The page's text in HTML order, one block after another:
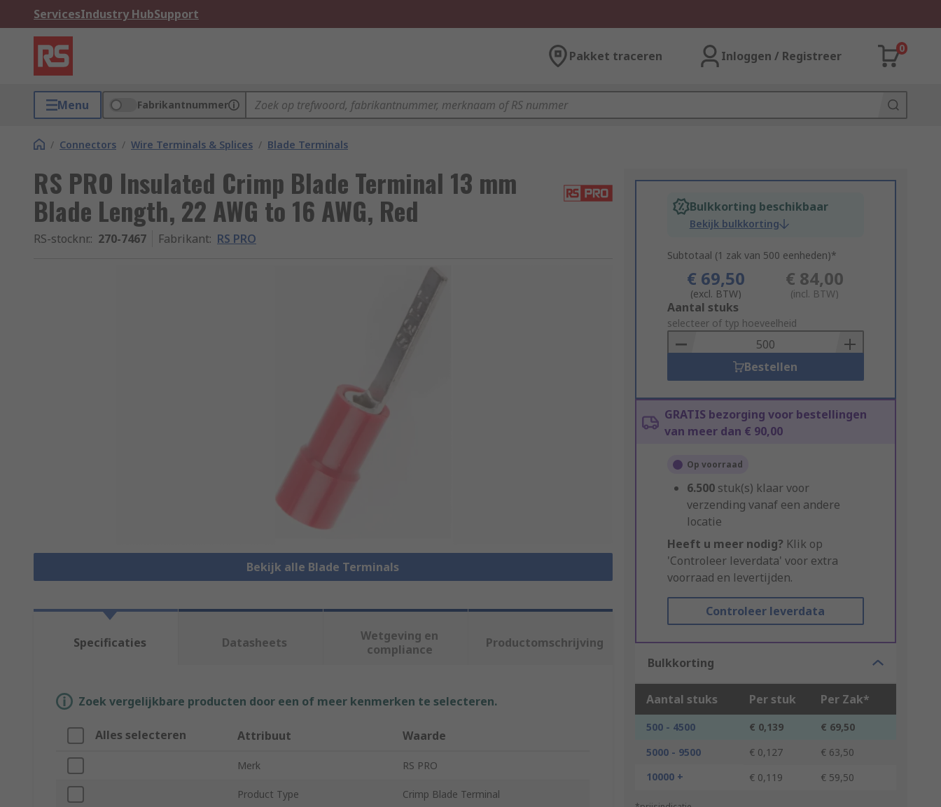
ServicesIndustry HubSupport
Pakket traceren Inloggen / Registreer
0
Menu Fabrikantnummer
/ Connectors / Wire Terminals & Splices / Blade Terminals
RS PRO Insulated Crimp Blade Terminal 13 mm
Blade Length, 22 AWG to 16 AWG, Red
RS-stocknr.: 270-7467 Fabrikant: RS PRO
Bekijk alle Blade Terminals
Bulkkorting beschikbaar
Bekijk bulkkorting
Subtotaal (1 zak van 500 eenheden)*
€ 69,50
(excl. BTW)
€ 84,00
(incl. BTW)
Add
to
Basket
Aantal stuks
selecteer of typ hoeveelheid
Bestellen
GRATIS bezorging voor bestellingen
van meer dan € 90,00
Op voorraad
6.500 stuk(s) klaar voor
verzending vanaf een andere
locatie
Heeft u meer nodig? Klik op
'Controleer leverdata' voor extra
voorraad en levertijden.
Controleer leverdata
Bulkkorting
Aantal stuks Per stuk Per Zak*
500 - 4500 € 0,139
€ 69,50
5000 - 9500
€ 0,127
€ 63,50
10000 +
€ 0,119 € 59,50
Specificaties Datasheets
Wetgeving en
compliance
Productomschrijving
Zoek vergelijkbare producten door een of meer kenmerken te selecteren.
Alles selecteren Attribuut Waarde
Merk RS PRO
Product Type Crimp Blade Terminal